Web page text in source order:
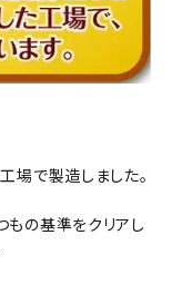
場で製造しました。
の基準をクリアし